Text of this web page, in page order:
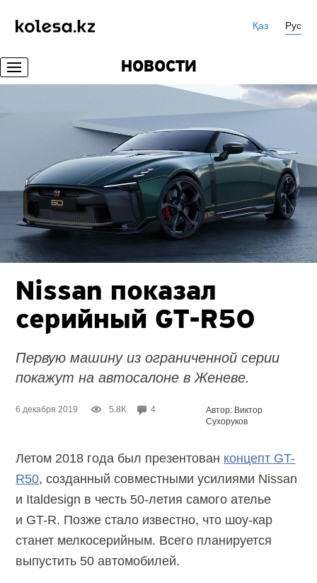
Қаз Рус
НОВОСТИ
Nissan показал
серийный GT-R50
Первую машину из ограниченной серии
покажут на автосалоне в Женеве.
6 декабря 2019 5.8K 4
Автор: Виктор
Сухоруков
Летом 2018 года был презентован концепт GT-
R50, созданный совместными усилиями Nissan
и Italdesign в честь 50-летия самого ателье
и GT-R. Позже стало известно, что шоу-кар
станет мелкосерийным. Всего планируется
выпустить 50 автомобилей.